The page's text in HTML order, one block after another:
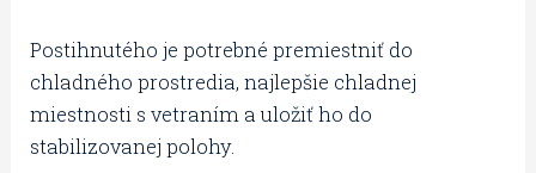
Postihnutého je potrebné premiestniť do
chladného prostredia, najlepšie chladnej
miestnosti s vetraním a uložiť ho do
stabilizovanej polohy.